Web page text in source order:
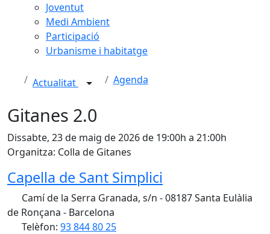
Joventut
Medi Ambient
Participació
Urbanisme i habitatge
Actualitat Agenda
Gitanes 2.0
Dissabte, 23 de maig de 2026 de 19:00h a 21:00h
Organitza: Colla de Gitanes
Capella de Sant Simplici
Camí de la Serra Granada, s/n - 08187 Santa Eulàlia
de Ronçana - Barcelona
Telèfon: 93 844 80 25